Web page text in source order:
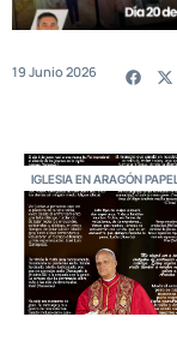
19 Junio 2026
IGLESIA EN ARAGÓN PAPEL